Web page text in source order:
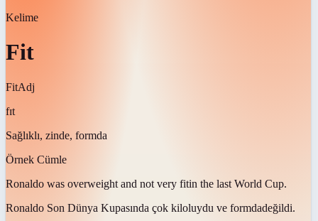
Kelime
Fit
FitAdj
fɪt
Sağlıklı, zinde, formda
Örnek Cümle
Ronaldo was overweight and not very fitin the last World Cup.
Ronaldo Son Dünya Kupasında çok kiloluydu ve formdadeğildi.